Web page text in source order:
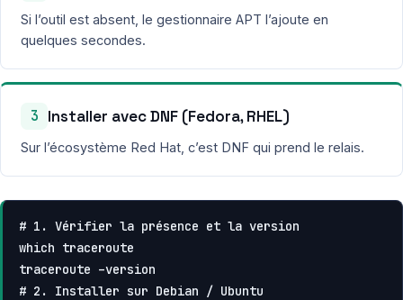
Si l’outil est absent, le gestionnaire APT l’ajoute en
quelques secondes.
3 Installer avec DNF (Fedora, RHEL)
Sur l’écosystème Red Hat, c’est DNF qui prend le relais.
# 1. Vérifier la présence et la version
which traceroute
# 2. Installer sur Debian / Ubuntu